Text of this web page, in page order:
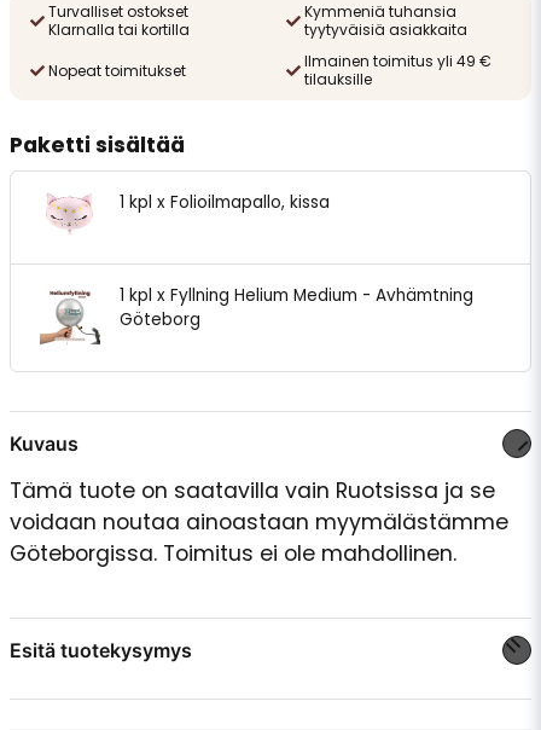
Turvalliset ostokset
Klarnalla tai kortilla
Kymmeniä tuhansia
tyytyväisiä asiakkaita
Nopeat toimitukset
Ilmainen toimitus yli 49 €
tilauksille
Paketti sisältää
1 kpl x Folioilmapallo, kissa
1 kpl x Fyllning Helium Medium - Avhämtning
Göteborg
Kuvaus
Tämä tuote on saatavilla vain Ruotsissa ja se
voidaan noutaa ainoastaan myymälästämme
Göteborgissa. Toimitus ei ole mahdollinen.
Esitä tuotekysymys